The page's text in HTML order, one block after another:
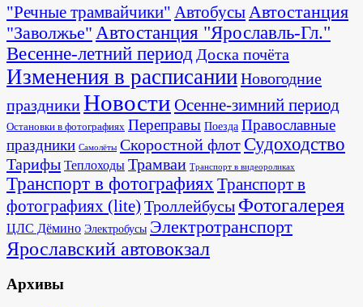
"Речные трамвайчики" Автобусы Автостанция
"Заволжье" Автостанция "Ярославль-Гл."
Весенне-летний период Доска почёта
Изменения в расписанииНовогодние
праздникиНовости Осенне-зимний период
Остановки в фотографиях Переправы Поезда Православные
праздники Самолёты Скоростной флот Судоходство
Тарифы Теплоходы Трамваи Транспорт в видеороликах
Транспорт в фотографиях Транспорт в
фотографиях (lite) Троллейбусы Фотогалерея
ЦЛС Дёмино Электробусы Электротранспорт
Ярославский автовокзал
Архивы